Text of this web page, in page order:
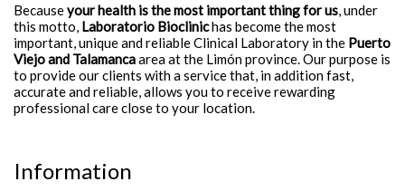
Becauseyour health is the most important thing for us, under
this motto, Laboratorio Bioclinichas become the most
important, unique and reliable Clinical Laboratory in the Puerto
Viejo and Talamancaarea at the Limón province. Our purpose is
to provide our clients with a service that, in addition fast,
accurate and reliable, allows you to receive rewarding
professional care close to your location.
Information